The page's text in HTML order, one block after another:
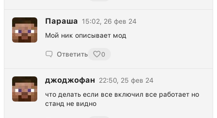
Параша
15:02, 26 фев 24
Мой ник описывает мод
Ответить 0
джоджофан 22:50, 25 фев 24
что делать если все включил все работает но
станд не видно